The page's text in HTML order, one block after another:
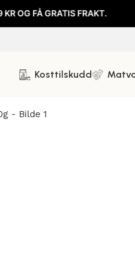
GRATIS FRAKT.
Kosttilskudd